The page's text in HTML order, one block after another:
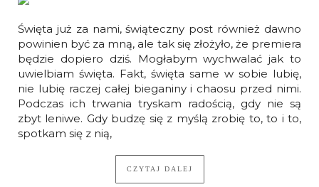
Święta już za nami, świąteczny post również dawno
powinien być za mną, ale tak się złożyło, że premiera
będzie dopiero dziś. Mogłabym wychwalać jak to
uwielbiam święta. Fakt, święta same w sobie lubię,
nie lubię raczej całej bieganiny i chaosu przed nimi.
Podczas ich trwania tryskam radością, gdy nie są
zbyt leniwe. Gdy budzę się z myślą zrobię to, to i to,
spotkam się z nią,
CZYTAJ DALEJ